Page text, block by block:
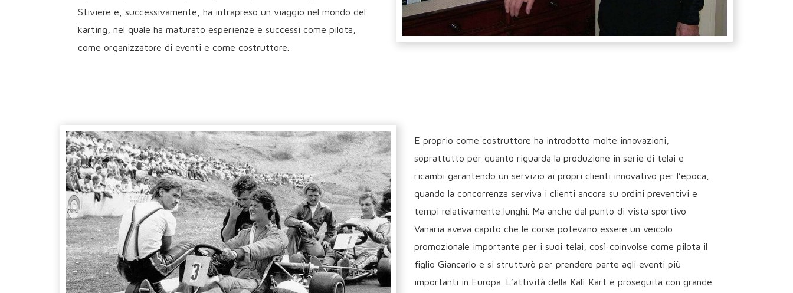
Stiviere e, successivamente, ha intrapreso un viaggio nel mondo del
karting, nel quale ha maturato esperienze e successi come pilota,
come organizzatore di eventi e come costruttore.
E proprio come costruttore ha introdotto molte innovazioni,
soprattutto per quanto riguarda la produzione in serie di telai e
ricambi garantendo un servizio ai propri clienti innovativo per l’epoca,
quando la concorrenza serviva i clienti ancora su ordini preventivi e
tempi relativamente lunghi. Ma anche dal punto di vista sportivo
Vanaria aveva capito che le corse potevano essere un veicolo
promozionale importante per i suoi telai, così coinvolse come pilota il
figlio Giancarlo e si strutturò per prendere parte agli eventi più
importanti in Europa. L’attività della Kalì Kart è proseguita con grande